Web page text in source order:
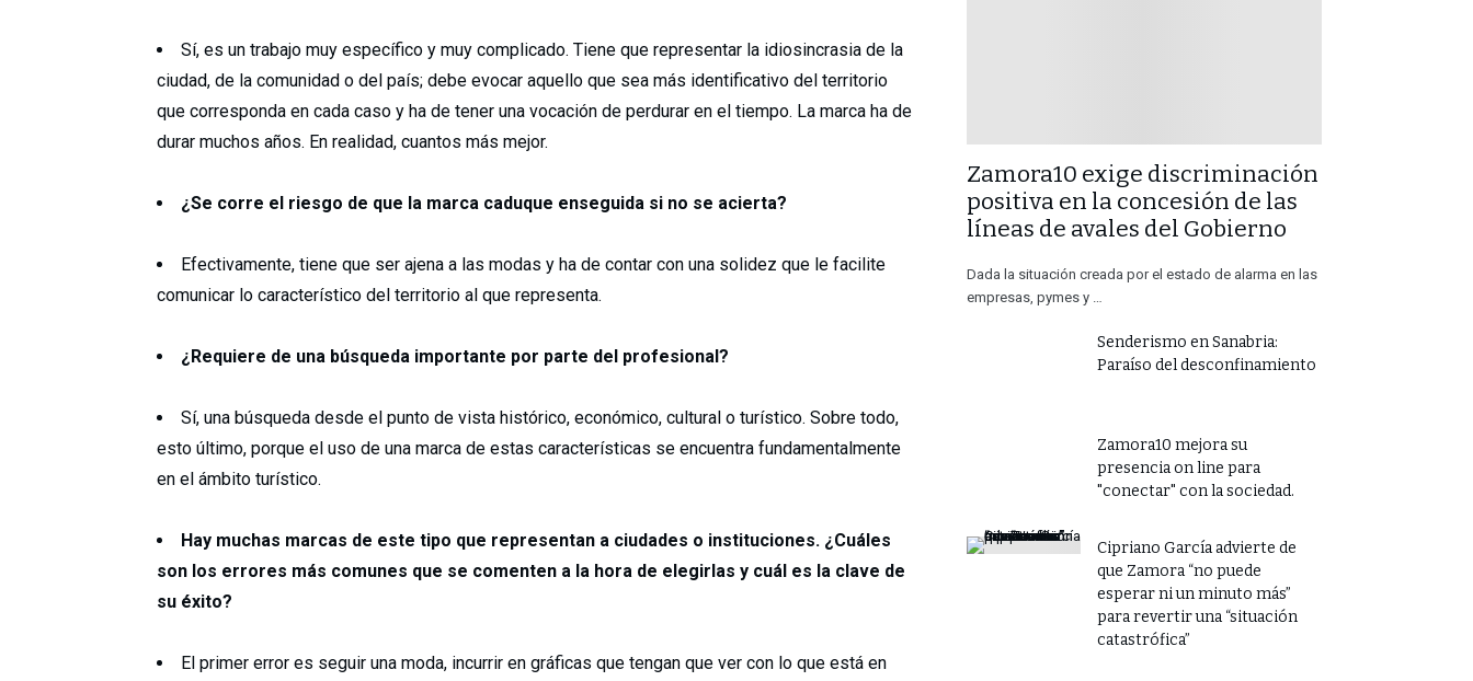
Sí, es un trabajo muy específico y muy complicado. Tiene que representar la idiosincrasia de la
ciudad, de la comunidad o del país; debe evocar aquello que sea más identificativo del territorio
que corresponda en cada caso y ha de tener una vocación de perdurar en el tiempo. La marca ha de
durar muchos años. En realidad, cuantos más mejor.
¿Se corre el riesgo de que la marca caduque enseguida si no se acierta?
Efectivamente, tiene que ser ajena a las modas y ha de contar con una solidez que le facilite
comunicar lo característico del territorio al que representa.
¿Requiere de una búsqueda importante por parte del profesional?
Sí, una búsqueda desde el punto de vista histórico, económico, cultural o turístico. Sobre todo,
esto último, porque el uso de una marca de estas características se encuentra fundamentalmente
en el ámbito turístico.
Hay muchas marcas de este tipo que representan a ciudades o instituciones. ¿Cuáles
son los errores más comunes que se comenten a la hora de elegirlas y cuál es la clave de
su éxito?
El primer error es seguir una moda, incurrir en gráficas que tengan que ver con lo que está en
​Zamora10 exige discriminación
positiva en la concesión de las
líneas de avales del Gobierno
Dada la situación creada por el estado de alarma en las
empresas, pymes y …
Senderismo en Sanabria:
Paraíso del desconfinamiento
Zamora10 mejora su
presencia on line para
"conectar" con la sociedad.
​Cipriano García advierte de
que Zamora “no puede
esperar ni un minuto más”
para revertir una “situación
catastrófica”